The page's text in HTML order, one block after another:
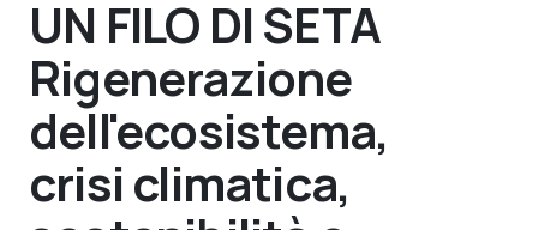
UN FILO DI SETA
Rigenerazione
dell'ecosistema,
crisi climatica,